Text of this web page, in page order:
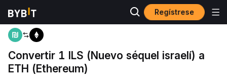
Regístrese
Inicio ILS to ETH
Convertir 1 ILS (Nuevo séquel israelí) a
ETH (Ethereum)